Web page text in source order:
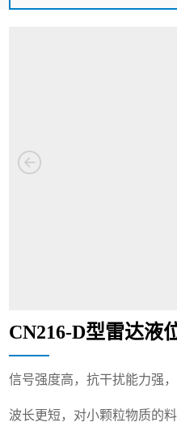
CN216-D型雷达液
信号强度高，抗干扰能力强
波长更短，对小颗粒物质的